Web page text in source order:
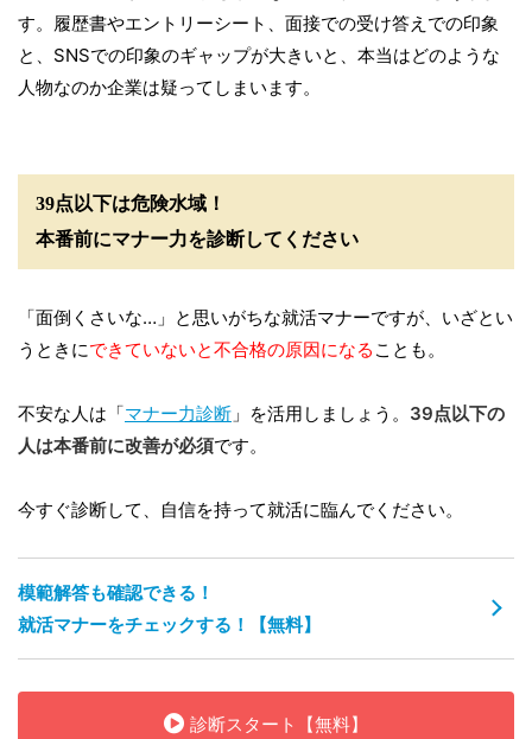
す。履歴書やエントリーシート、面接での受け答えでの印象
と、SNSでの印象のギャップが大きいと、本当はどのような
人物なのか企業は疑ってしまいます。
39点以下は危険水域！
本番前にマナー力を診断してください
「面倒くさいな…」と思いがちな就活マナーですが、いざとい
うときにできていないと不合格の原因になる ことも。
不安な人は「マナー力診断 」を活用しましょう。 39点以下の
人は本番前に改善が必須です。
今すぐ診断して、自信を持って就活に臨んでください。
模範解答も確認できる！
就活マナーをチェックする！【無料】
診断スタート【無料】